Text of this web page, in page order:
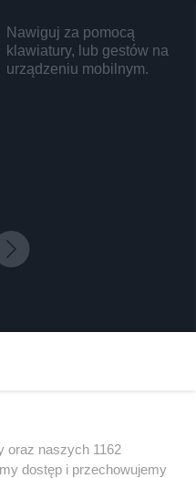
Nawiguj za pomocą
klawiatury, lub gestów na
urządzeniu mobilnym.
oraz naszych 1162
dostęp i przechowujemy